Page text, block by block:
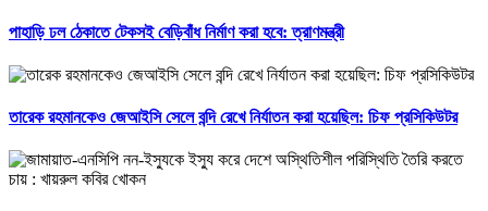
পাহাড়ি ঢল ঠেকাতে টেকসই বেড়িবাঁধ নির্মাণ করা হবে: ত্রাণমন্ত্রী
তারেক রহমানকেও জেআইসি সেলে বন্দি রেখে নির্যাতন করা হয়েছিল: চিফ প্রসিকিউটর